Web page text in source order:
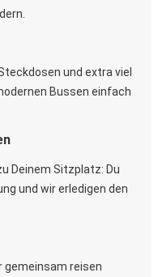
und extra viel
Bussen einfach
Deinem Sitzplatz: Du
und wir erledigen den
gemeinsam reisen